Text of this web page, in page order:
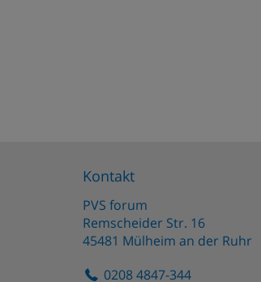
Kontakt
PVS forum
Remscheider Str. 16
45481 Mülheim an der Ruhr
0208 4847-344